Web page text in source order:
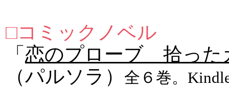
□コミックノベル
「 恋のプローブ 拾った
（パルソラ） 全６巻。